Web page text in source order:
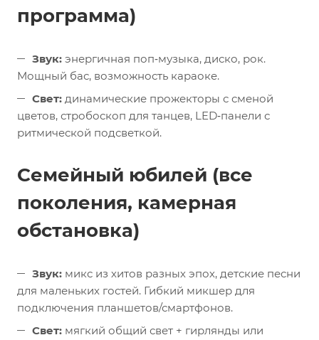
программа)
Звук: энергичная поп‑музыка, диско, рок.
Мощный бас, возможность караоке.
Свет: динамические прожекторы с сменой
цветов, стробоскоп для танцев, LED‑панели с
ритмической подсветкой.
Семейный юбилей (все
поколения, камерная
обстановка)
Звук: микс из хитов разных эпох, детские песни
для маленьких гостей. Гибкий микшер для
подключения планшетов/смартфонов.
Свет: мягкий общий свет + гирлянды или